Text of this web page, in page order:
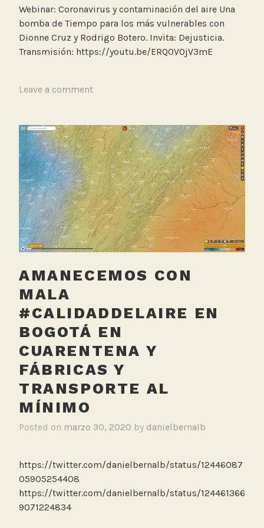
a
v
i
r
Webinar: Coronavirus y contaminación del aire Una
bomba de Tiempo para los más vulnerables con
Dionne Cruz y Rodrigo Botero. Invita: Dejusticia.
Transmisión: https://youtu.be/ERQ0V0jV3mE
T
g
d
C
o
n
t
a
m
n
a
c
i
ó
n
,
C
o
r
o
n
i
r
u
s
Leave a comment
AMANECEMOS CON
MALA
#CALIDADDELAIRE EN
BOGOTÁ EN
CUARENTENA Y
FÁBRICAS Y
TRANSPORTE AL
MÍNIMO
Posted on marzo 30, 2020 by danielbernalb
https://twitter.com/danielbernalb/status/12446087
05905254408
https://twitter.com/danielbernalb/status/124461366
9071224834